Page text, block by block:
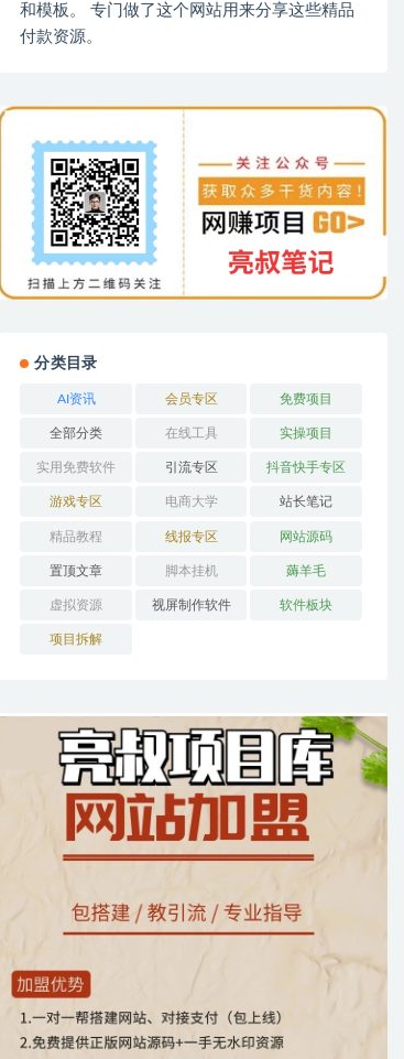
和模板。 专门做了这个网站用来分享这些精品
付款资源。
分类目录
AI资讯 会员专区 免费项目
全部分类 在线工具 实操项目
实用免费软件 引流专区 抖音快手专区
游戏专区 电商大学 站长笔记
精品教程 线报专区 网站源码
置顶文章 脚本挂机 薅羊毛
虚拟资源 视屏制作软件 软件板块
项目拆解